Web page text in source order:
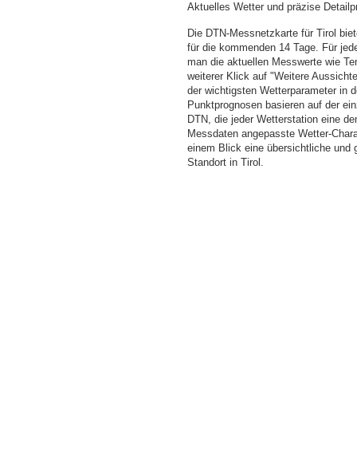
Aktuelles Wetter und präzise
Die DTN-Messnetzkarte für Tirol
für die kommenden 14 Tage. Für
man die aktuellen Messwerte wie
weiterer Klick auf "Weitere
der wichtigsten Wetterparameter in
Punktprognosen basieren auf der
DTN, die jeder Wetterstation eine
Messdaten angepasste Wetter-
einem Blick eine übersichtliche und
Standort in Tirol.